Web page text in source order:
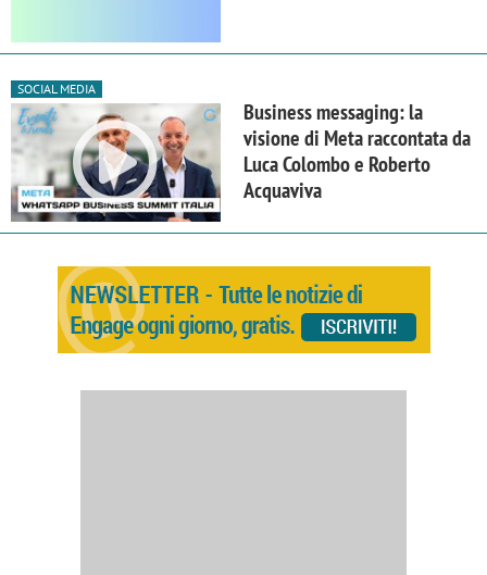
SOCIAL MEDIA
Business messaging: la
visione di Meta raccontata da
Luca Colombo e Roberto
Acquaviva